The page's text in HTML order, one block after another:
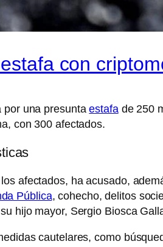
con
por una presuntaestafade 250
con 300 afectados.
afectados, ha acusado,
Pública, cohecho, delitos
hijo mayor, Sergio Biosca
cautelares, como